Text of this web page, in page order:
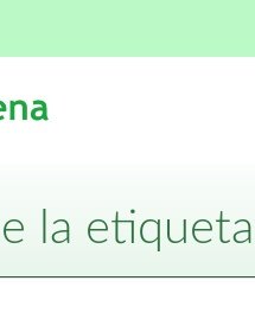
la